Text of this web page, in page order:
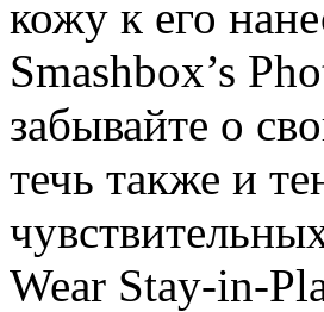
кожу к его
Smashbox’s
забывайте о
течь также и
Wear Stay-in-